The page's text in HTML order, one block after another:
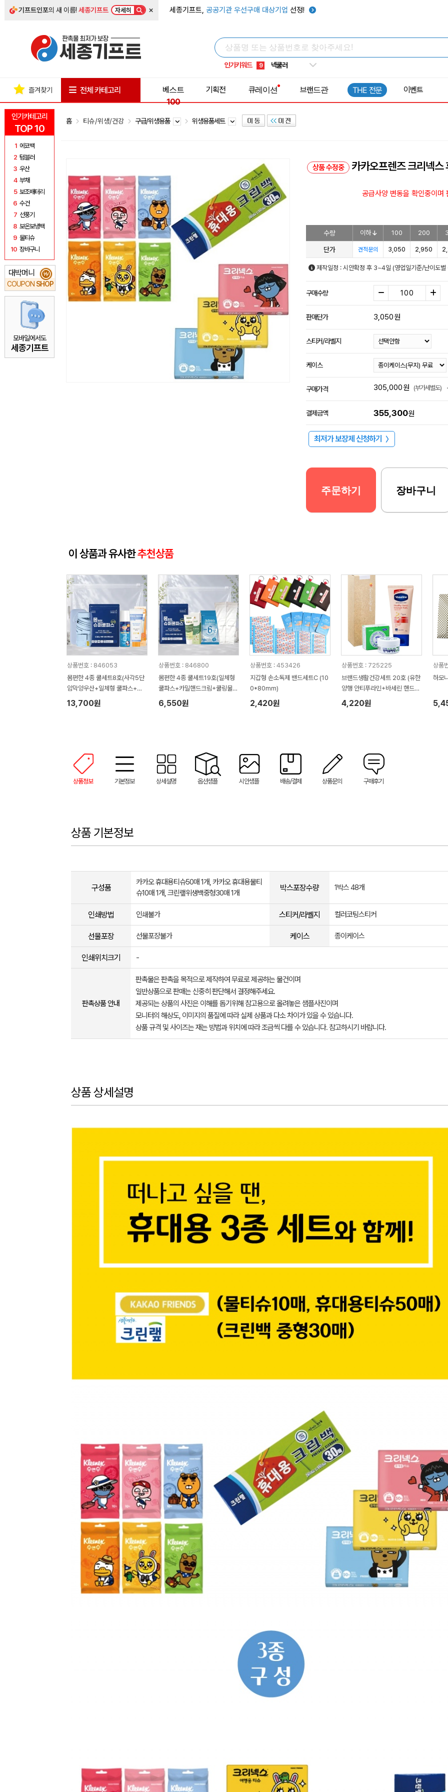
기프트인포의 새 이름!세종기프트 자세히 × 세종기프트, 공공기관 우선구매 대상기업 선정!
인기키워드
5 키캡
8 쿨토시
9 넥쿨러
1 선풍기
인기카테고리
TOP 10
1 에코백
2 텀블러
3 우산
4 부채
5 보조배터리
6 수건
7 선풍기
8 보온보냉백
9 물티슈
10 장바구니
대박머니
COUPON SHOP
₩
모바일에서도
세종기프트
즐겨찾기 전체 카테고리
베스트
100
기획전 큐레이션 브랜드관 THE 전문 이벤트
홈 티슈/위생/건강 구급/위생용품 위생용품세트
상품 수정중 카카오프렌즈 크리넥스
공급사양 변동을 확인중이며
수량 이하 100 200
단가 견적문의 3,050 2,950
제작일정 : 시안확정 후 3~4일 (영업일기준/난이도별
구매수량
판매단가 3,050원
스티커/라벨지
케이스
구매가격 305,000원 (부가세별도)
결제금액 355,300원
최저가 보장제 신청하기 〉
주문하기 장바구니
이 상품과 유사한추천상품
상품번호 : 846053
몸편한 4종 쿨세트8호(사각5단
암막양우산+일체형 쿨파스+모
기약 쿨액+LG퓨어더마 선크림)
13,700원
상품번호 : 846800
몸편한 4종 쿨세트19호(일체형
쿨파스+카밀핸드크림+쿨링물티
슈+아쿠아 쿨토시)
6,550원
상품번호 : 453426
지갑형 손소독제 밴드세트C (10
0*80mm)
2,420원
상품번호 : 725225
브랜드생활건강세트 20호 (유한
양행 안티푸라민+바세린 핸드크
림)
4,220원
상품
하모
상품정보 기본정보 상세설명 옵션샘플 시안샘플 배송/결제 상품문의 구매후기
상품 기본정보
구성품
카카오 휴대용티슈50매 1개, 카카오 휴대용물티
슈10매 1개, 크린랲위생백중형30매 1개
박스포장수량 1박스 48개
인쇄방법 인쇄불가 스티커/라벨지 컬러코팅스티커
선물포장 선물포장불가 케이스 종이케이스
인쇄위치크기 -
판촉상품 안내
판촉물은 판촉을 목적으로 제작하여 무료로 제공하는 물건이며
일반상품으로 판매는 신중히 판단해서 결정해주세요.
제공되는 상품의 사진은 이해를 돕기위해 참고용으로 올려놓은 샘플사진이며
모니터의 해상도, 이미지의 품질에 따라 실제 상품과 다소 차이가 있을 수 있습니다.
상품 규격 및 사이즈는 재는 방법과 위치에 따라 조금씩 다를 수 있습니다. 참고하시기 바랍니다.
상품 상세설명